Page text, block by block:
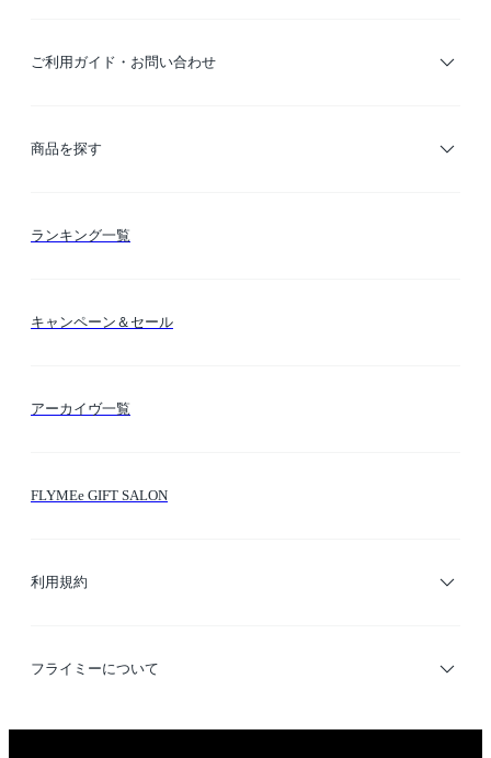
ご利用ガイド・お問い合わせ
ご利用ガイド
商品を探す
カテゴリー検索
ランキング一覧
キャンペーン＆セール
アーカイヴ一覧
FLYMEe GIFT SALON
利用規約
利用規約
フライミーについて